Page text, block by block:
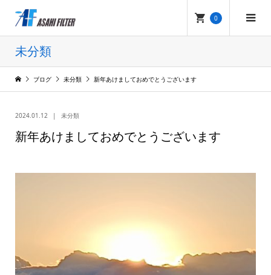
0
未分類
ブログ 未分類 新年あけましておめでとうございます
2024.01.12 未分類
新年あけましておめでとうございます